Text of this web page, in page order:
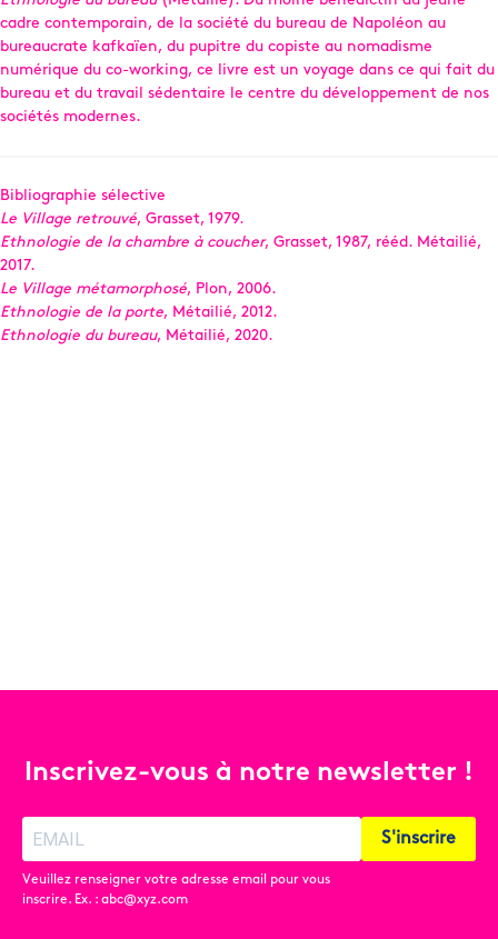
cadre contemporain, de la société du bureau de Napoléon au
bureaucrate kafkaïen, du pupitre du copiste au nomadisme
numérique du co-working, ce livre est un voyage dans ce qui fait du
bureau et du travail sédentaire le centre du développement de nos
sociétés modernes.
Bibliographie sélective
Le Village retrouvé, Grasset, 1979.
Ethnologie de la chambre à coucher, Grasset, 1987, rééd. Métailié,
2017.
Le Village métamorphosé, Plon, 2006.
Ethnologie de la porte, Métailié, 2012.
Ethnologie du bureau, Métailié, 2020.
Inscrivez-vous à notre newsletter !
Veuillez renseigner votre adresse email pour vous
inscrire. Ex. : abc@xyz.com
S'inscrire